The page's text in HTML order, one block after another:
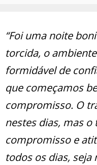
“Foi uma noite
torcida, o
formidável de
que começamos
compromisso. O
nestes dias, mas o
compromisso e
todos os dias, seja